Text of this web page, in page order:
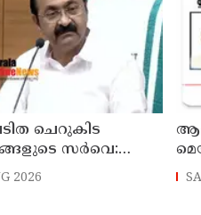
ചെറുകിട
സർവെ:
വിവരങ്ങൾ
മുഖ്യമന്ത്രി വി
2026